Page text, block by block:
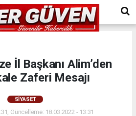
İl Başkanı Alim’den
Zaferi Mesajı
SIYASET
Güncelleme: 18.03.2022 - 13:31